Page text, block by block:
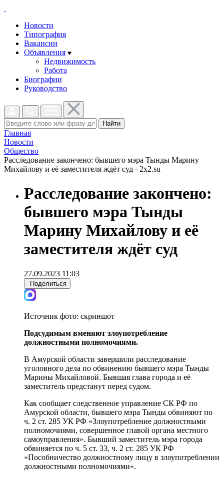
Новости
Типография
Вакансии
Объявления
Недвижимость
Работа
Биографии
Руководство
Найти
Главная
Новости
Общество
Расследование закончено: бывшего мэра Тынды Марину
Михайлову и её заместителя ждёт суд - 2x2.su
Расследование закончено:
бывшего мэра Тынды
Марину Михайлову и её
заместителя ждёт суд
27.09.2023 11:03
Поделиться
Источник фото: скриншот
Подсудимым вменяют злоупотребление
должностными полномочиями.
В Амурской области завершили расследование
уголовного дела по обвинению бывшего мэра Тынды
Марины Михайловой. Бывшая глава города и её
заместитель предстанут перед судом.
Как сообщает следственное управление СК РФ по
Амурской области, бывшего мэра Тынды обвиняют по
ч. 2 ст. 285 УК РФ «Злоупотребление должностными
полномочиями, совершенное главой органа местного
самоуправления». Бывший заместитель мэра города
обвиняется по ч. 5 ст. 33, ч. 2 ст. 285 УК РФ
«Пособничество должностному лицу в злоупотреблении
должностными полномочиями».